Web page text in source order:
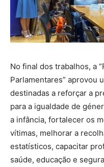
No final dos trabalhos, a
Parlamentares” aprovou
destinadas a reforçar a
para a igualdade de
a infância, fortalecer os
vítimas, melhorar a
estatísticos, capacitar
saúde, educação e